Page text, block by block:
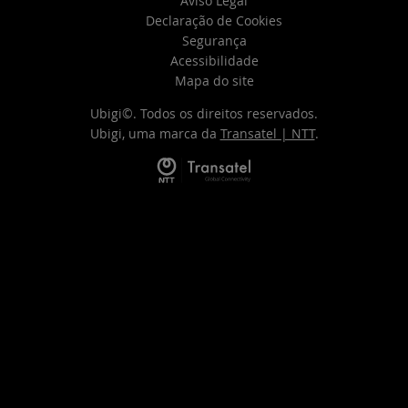
Declaração de Cookies
Segurança
Acessibilidade
Mapa do site
Ubigi©. Todos os direitos reservados.
Ubigi, uma marca da Transatel | NTT.